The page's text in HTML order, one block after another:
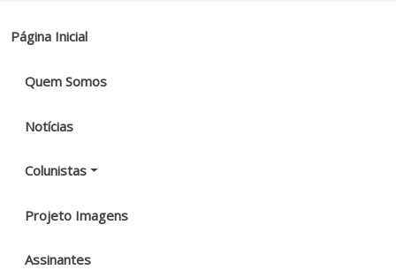
Página Inicial
Quem Somos
Notícias
Colunistas
Projeto Imagens
Assinantes